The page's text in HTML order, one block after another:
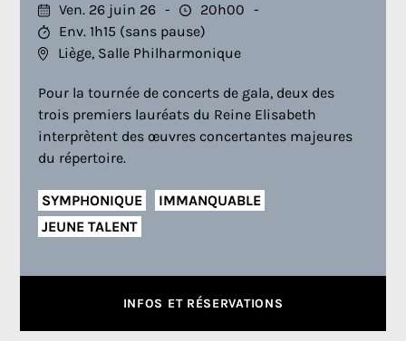
Ven. 26 juin 26
20h00
Env. 1h15 (sans pause)
Liège, Salle Philharmonique
Pour la tournée de concerts de gala, deux des
trois premiers lauréats du Reine Elisabeth
interprètent des œuvres concertantes majeures
du répertoire.
SYMPHONIQUE
IMMANQUABLE
JEUNE TALENT
INFOS ET RÉSERVATIONS